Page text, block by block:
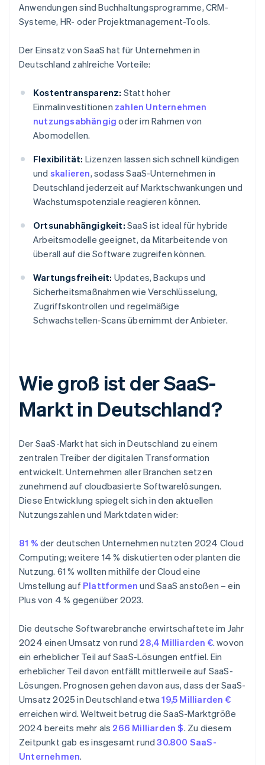
Anwendungen sind Buchhaltungsprogramme, CRM-
Systeme, HR- oder Projektmanagement-Tools.
Der Einsatz von SaaS hat für Unternehmen in
Deutschland zahlreiche Vorteile:
Kostentransparenz: Statt hoher
Einmalinvestitionen zahlen Unternehmen
nutzungsabhängig oder im Rahmen von
Abomodellen.
Flexibilität: Lizenzen lassen sich schnell kündigen
und skalieren, sodass SaaS-Unternehmen in
Deutschland jederzeit auf Marktschwankungen und
Wachstumspotenziale reagieren können.
Ortsunabhängigkeit: SaaS ist ideal für hybride
Arbeitsmodelle geeignet, da Mitarbeitende von
überall auf die Software zugreifen können.
Wartungsfreiheit: Updates, Backups und
Sicherheitsmaßnahmen wie Verschlüsselung,
Zugriffskontrollen und regelmäßige
Schwachstellen-Scans übernimmt der Anbieter.
Wie groß ist der SaaS-
Markt in Deutschland?
Der SaaS-Markt hat sich in Deutschland zu einem
zentralen Treiber der digitalen Transformation
entwickelt. Unternehmen aller Branchen setzen
zunehmend auf cloudbasierte Softwarelösungen.
Diese Entwicklung spiegelt sich in den aktuellen
Nutzungszahlen und Marktdaten wider:
81 % der deutschen Unternehmen nutzten 2024 Cloud
Computing; weitere 14 % diskutierten oder planten die
Nutzung. 61 % wollten mithilfe der Cloud eine
Umstellung auf Plattformen und SaaS anstoßen – ein
Plus von 4 % gegenüber 2023.
Die deutsche Softwarebranche erwirtschaftete im Jahr
2024 einen Umsatz von rund 28,4 Milliarden €. wovon
ein erheblicher Teil auf SaaS-Lösungen entfiel. Ein
erheblicher Teil davon entfällt mittlerweile auf SaaS-
Lösungen. Prognosen gehen davon aus, dass der SaaS-
Umsatz 2025 in Deutschland etwa19,5 Milliarden €
erreichen wird. Weltweit betrug die SaaS-Marktgröße
2024 bereits mehr als 266 Milliarden $. Zu diesem
Zeitpunkt gab es insgesamt rund30.800 SaaS-
Unternehmen.